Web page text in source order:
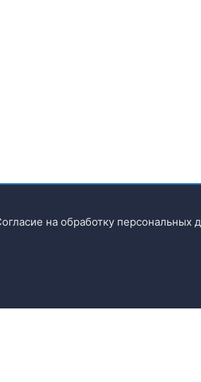
на обработку персональных